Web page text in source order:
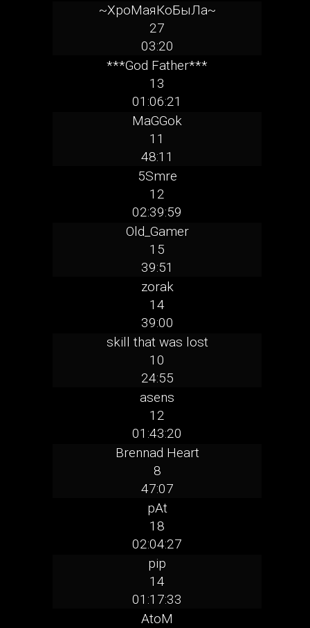
~ХроМаяКоБыЛа~
27
03:20
***God Father***
13
01:06:21
MaGGok
11
48:11
5Smre
12
02:39:59
Old_Gamer
15
39:51
zorak
14
39:00
skill that was lost
10
24:55
asens
12
01:43:20
Brennad Heart
8
47:07
pAt
18
02:04:27
pip
14
01:17:33
AtoM